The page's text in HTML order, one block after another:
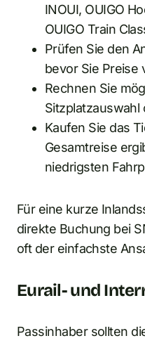
INOUI, OUIGO
OUIGO Train
Prüfen Sie den
bevor Sie Preise
Rechnen Sie
Sitzplatzauswahl
Kaufen Sie das
Gesamtreise
niedrigsten
Für eine kurze
direkte Buchung bei
oft der einfachste
Eurail- und
Passinhaber sollten